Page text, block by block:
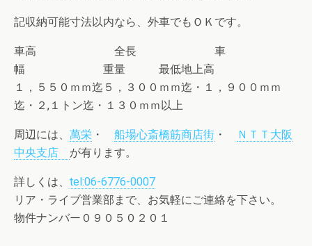
記収納可能寸法以内なら、外車でもＯＫです。
車高 全長 車
幅 重量 最低地上高
１，５５０ｍｍ迄５，３００ｍｍ迄・１，９００ｍｍ
迄・２,１トン迄・１３０ｍｍ以上
周辺には、 萬栄 ・ 船場心斎橋筋商店街 ・
ＮＴＴ大阪
中央支店 が有ります。
詳しくは、 tel:06-6776-0007
リア・ライブ営業部まで、お気軽にご連絡を下さい。
物件ナンバー０９０５０２０１